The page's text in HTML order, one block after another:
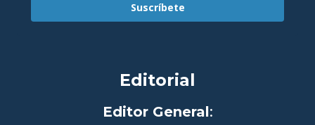
Suscríbete
Editorial
Editor General: